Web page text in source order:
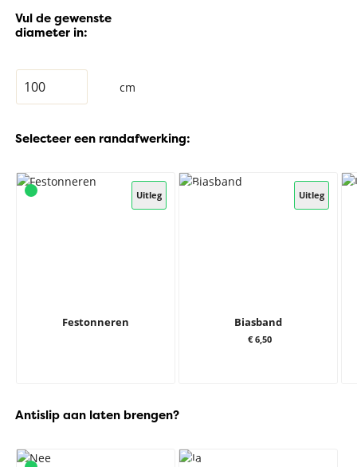
Vul de gewenste
diameter in:
cm
Selecteer een randafwerking:
Uitleg
Festonneren
Uitleg
Biasband
€ 6,50
Antislip aan laten brengen?